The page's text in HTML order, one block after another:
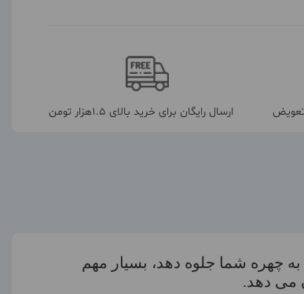
ارسال رایگان برای خرید بالای 1.5هزار تومن
چهره شما جلوه دهد، بسیار مهم
می دهد.